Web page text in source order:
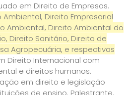
em Direito de Empresas.
Ambiental, Direito Empresarial
Ambiental, Direito Ambiental do
Direito Sanitário, Direito de
Agropecuária, e respectivas
Direito Internacional com
e direitos humanos.
em direito e legislação
de ensino. Palestrante.